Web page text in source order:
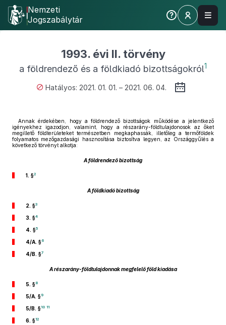
Nemzeti
Jogszabálytár
1993. évi II. törvény
a földrendező és a földkiadó bizottságokról1
Hatályos: 2021. 01. 01. – 2021. 06. 04.
Annak érdekében, hogy a földrendező bizottságok működése a jelentkező
igényekhez igazodjon, valamint, hogy a részarány-földtulajdonosok az őket
megillető földterületeket természetben megkaphassák, illetőleg a termőföldek
folyamatos mezőgazdasági hasznosítása biztosítva legyen, az Országgyűlés a
következő törvényt alkotja:
A földrendező bizottság
1. §2
A földkiadó bizottság
2. §3
3. §4
4. §5
4/A. §6
4/B. §7
A részarány-földtulajdonnak megfelelő föld kiadása
5. §8
5/A. §9
5/B. §10 11
6. §12